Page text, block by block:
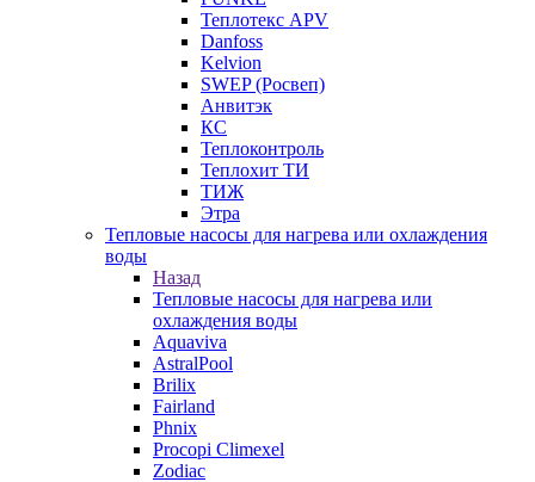
Теплотекс APV
Danfoss
Kelvion
SWEP (Росвеп)
Анвитэк
КС
Теплоконтроль
Теплохит ТИ
ТИЖ
Этра
Тепловые насосы для нагрева или охлаждения
воды
Назад
Тепловые насосы для нагрева или
охлаждения воды
Aquaviva
AstralPool
Brilix
Fairland
Phnix
Procopi Climexel
Zodiac